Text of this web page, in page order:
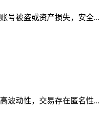
号被盗或资产损失，安全...
波动性，交易存在匿名性...